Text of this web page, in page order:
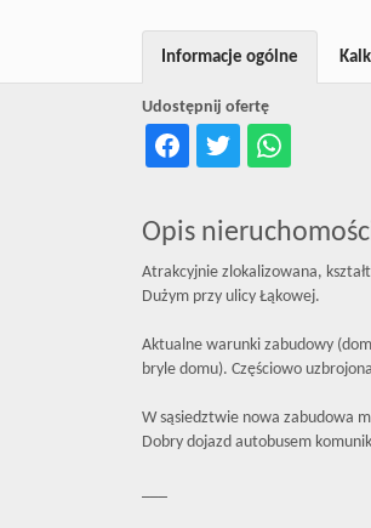
Udostępnij ofertę
Informacje ogólne
Opis
Atrakcyjnie zlokalizowana,
Dużym przy ulicy Łąkowej.
Aktualne warunki zabudowy
bryle domu). Częściowo
W sąsiedztwie nowa zabudowa
Dobry dojazd autobusem